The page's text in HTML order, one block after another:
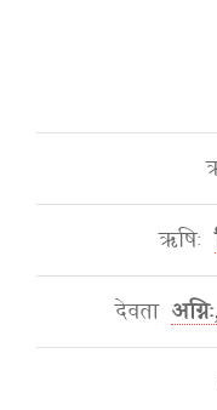
ऋषिः
देवता